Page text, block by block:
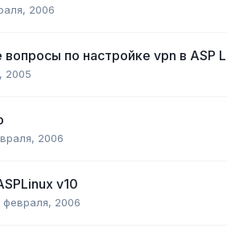
2006
по настройке vpn в ASP
2005
2006
v10
февраля, 2006